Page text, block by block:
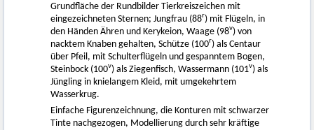
Grundfläche der Rundbilder Tierkreiszeichen mit
eingezeichneten Sternen; Jungfrau (88r) mit Flügeln, in
den Händen Ähren und Kerykeion, Waage (98v) von
nacktem Knaben gehalten, Schütze (100r) als Centaur
über Pfeil, mit Schulterflügeln und gespanntem Bogen,
Steinbock (100v) als Ziegenfisch, Wassermann (101v) als
Jüngling in knielangem Kleid, mit umgekehrtem
Wasserkrug.
Einfache Figurenzeichnung, die Konturen mit schwarzer
Tinte nachgezogen, Modellierung durch sehr kräftige